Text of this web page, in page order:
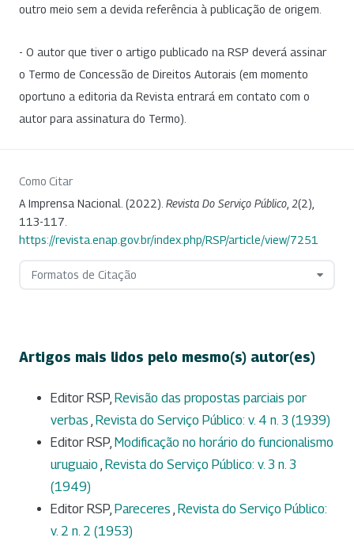
outro meio sem a devida referência à publicação de origem.
- O autor que tiver o artigo publicado na RSP deverá assinar
o Termo de Concessão de Direitos Autorais (em momento
oportuno a editoria da Revista entrará em contato com o
autor para assinatura do Termo).
Como Citar
A Imprensa Nacional. (2022). Revista Do Serviço Público 2(2),
113-117.
https://revista.enap.gov.br/index.php/RSP/article/view/7251
Formatos de Citação
Artigos mais lidos pelo mesmo(s) autor(es)
Editor RSP, Revisão das propostas parciais por
verbas Revista do Serviço Público: v. 4 n. 3 (1939)
Editor RSP, Modificação no horário do funcionalismo
uruguaio Revista do Serviço Público: v. 3 n. 3
(1949)
Editor RSP, Pareceres Revista do Serviço Público:
v. 2 n. 2 (1953)